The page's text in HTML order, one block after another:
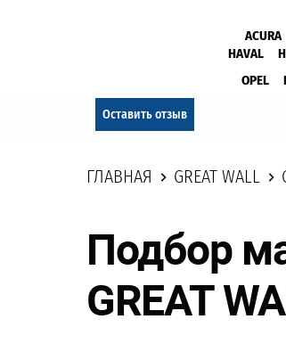
ACURA
HAVAL
OPEL
Оставить отзыв
ГЛАВНАЯ GREAT WALL
Подбор
GREAT